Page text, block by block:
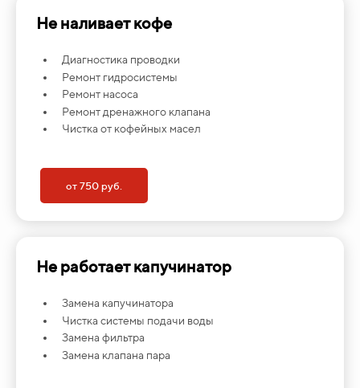
Не наливает кофе
Диагностика проводки
Ремонт гидросистемы
Ремонт насоса
Ремонт дренажного клапана
Чистка от кофейных масел
от 750 руб.
Не работает капучинатор
Замена капучинатора
Чистка системы подачи воды
Замена фильтра
Замена клапана пара